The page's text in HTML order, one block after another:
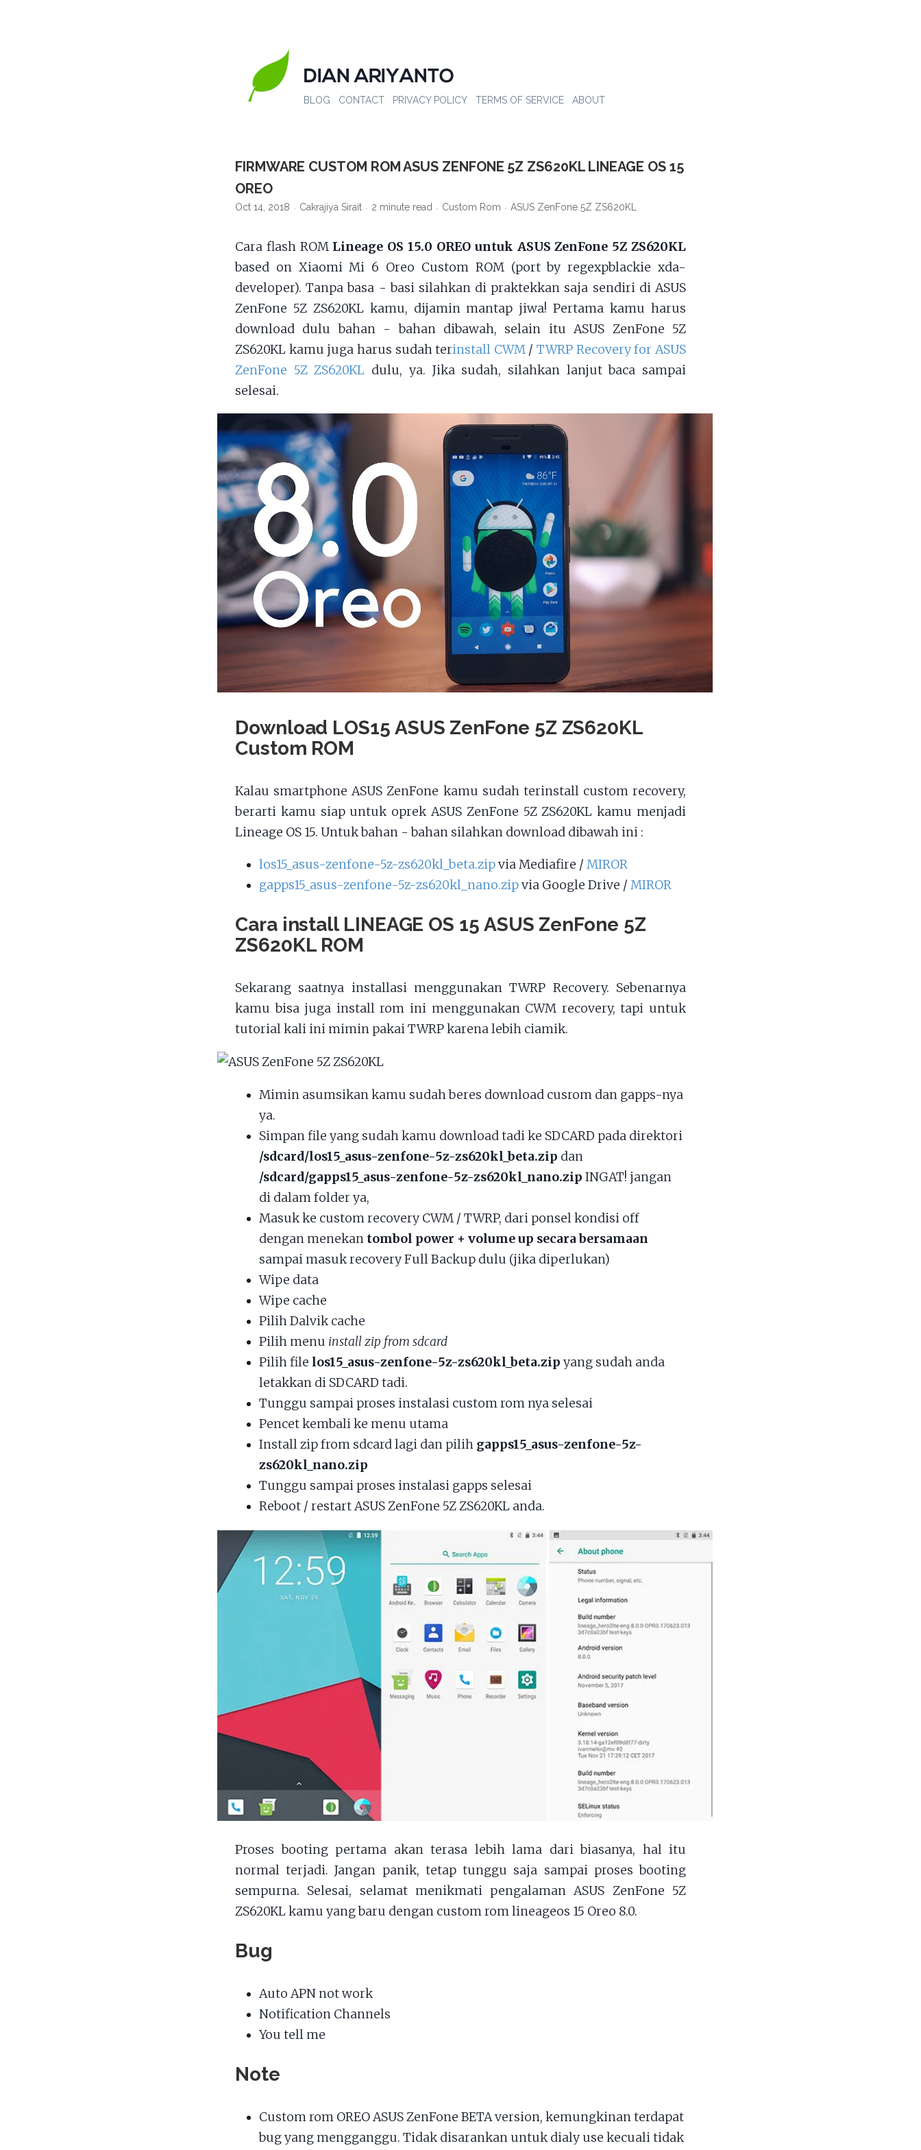
DIAN ARIYANTO
BLOG CONTACT PRIVACY POLICY TERMS OF SERVICE ABOUT
FIRMWARE CUSTOM ROM ASUS ZENFONE 5Z ZS620KL LINEAGE OS 15
OREO
Oct 14, 2018 Cakrajiya Sirait 2 minute read Custom Rom ASUS ZenFone 5Z ZS620KL
Cara flash ROM Lineage OS 15.0 OREO untuk ASUS ZenFone 5Z ZS620KL
based on Xiaomi Mi 6 Oreo Custom ROM (port by regexpblackie xda-
developer). Tanpa basa - basi silahkan di praktekkan saja sendiri di ASUS
ZenFone 5Z ZS620KL kamu, dijamin mantap jiwa! Pertama kamu harus
download dulu bahan - bahan dibawah, selain itu ASUS ZenFone 5Z
ZS620KL kamu juga harus sudah terinstall CWM/TWRP Recovery for ASUS
ZenFone 5Z ZS620KL dulu, ya. Jika sudah, silahkan lanjut baca sampai
selesai.
Download LOS15 ASUS ZenFone 5Z ZS620KL
Custom ROM
Kalau smartphone ASUS ZenFone kamu sudah terinstall custom recovery,
berarti kamu siap untuk oprek ASUS ZenFone 5Z ZS620KL kamu menjadi
Lineage OS 15. Untuk bahan - bahan silahkan download dibawah ini :
los15_asus-zenfone-5z-zs620kl_beta.zipvia Mediafire /MIROR
gapps15_asus-zenfone-5z-zs620kl_nano.zipvia Google Drive /MIROR
Cara install LINEAGE OS 15 ASUS ZenFone 5Z
ZS620KL ROM
Sekarang saatnya installasi menggunakan TWRP Recovery. Sebenarnya
kamu bisa juga install rom ini menggunakan CWM recovery, tapi untuk
tutorial kali ini mimin pakai TWRP karena lebih ciamik.
Mimin asumsikan kamu sudah beres download cusrom dan gapps-nya
ya.
Simpan file yang sudah kamu download tadi ke SDCARD pada direktori
/sdcard/los15_asus-zenfone-5z-zs620kl_beta.zip dan
/sdcard/gapps15_asus-zenfone-5z-zs620kl_nano.zip INGAT! jangan
di dalam folder ya,
Masuk ke custom recovery CWM / TWRP, dari ponsel kondisi off
dengan menekan tombol power + volume up secara bersamaan
sampai masuk recovery Full Backup dulu (jika diperlukan)
Wipe data
Wipe cache
Pilih Dalvik cache
Pilih menu install zip from sdcard
Pilih file los15_asus-zenfone-5z-zs620kl_beta.zip yang sudah anda
letakkan di SDCARD tadi.
Tunggu sampai proses instalasi custom rom nya selesai
Pencet kembali ke menu utama
Install zip from sdcard lagi dan pilih gapps15_asus-zenfone-5z-
zs620kl_nano.zip
Tunggu sampai proses instalasi gapps selesai
Reboot / restart ASUS ZenFone 5Z ZS620KL anda.
Proses booting pertama akan terasa lebih lama dari biasanya, hal itu
normal terjadi. Jangan panik, tetap tunggu saja sampai proses booting
sempurna. Selesai, selamat menikmati pengalaman ASUS ZenFone 5Z
ZS620KL kamu yang baru dengan custom rom lineageos 15 Oreo 8.0.
Bug
Auto APN not work
Notification Channels
You tell me
Note
Custom rom OREO ASUS ZenFone BETA version, kemungkinan terdapat
bug yang mengganggu. Tidak disarankan untuk dialy use kecuali tidak